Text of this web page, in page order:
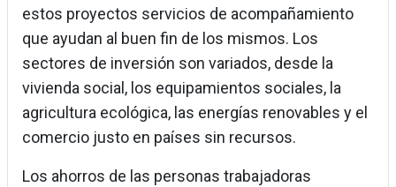
estos proyectos servicios de acompañamiento
que ayudan al buen fin de los mismos. Los
sectores de inversión son variados, desde la
vivienda social, los equipamientos sociales, la
agricultura ecológica, las energías renovables y el
comercio justo en países sin recursos.
Los ahorros de las personas trabajadoras